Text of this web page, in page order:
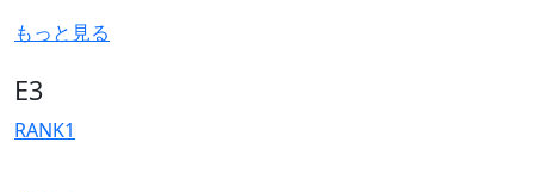
もっと見る
E3
RANK1